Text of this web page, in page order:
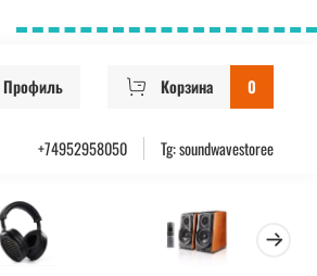
Профиль Корзина 0
+74952958050 Tg: soundwavestoree